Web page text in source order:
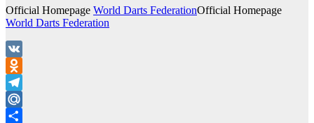
Official Homepage World Darts FederationOfficial Homepage
World Darts Federation
VK
Odnoklassniki
Telegram
Mail.Ru